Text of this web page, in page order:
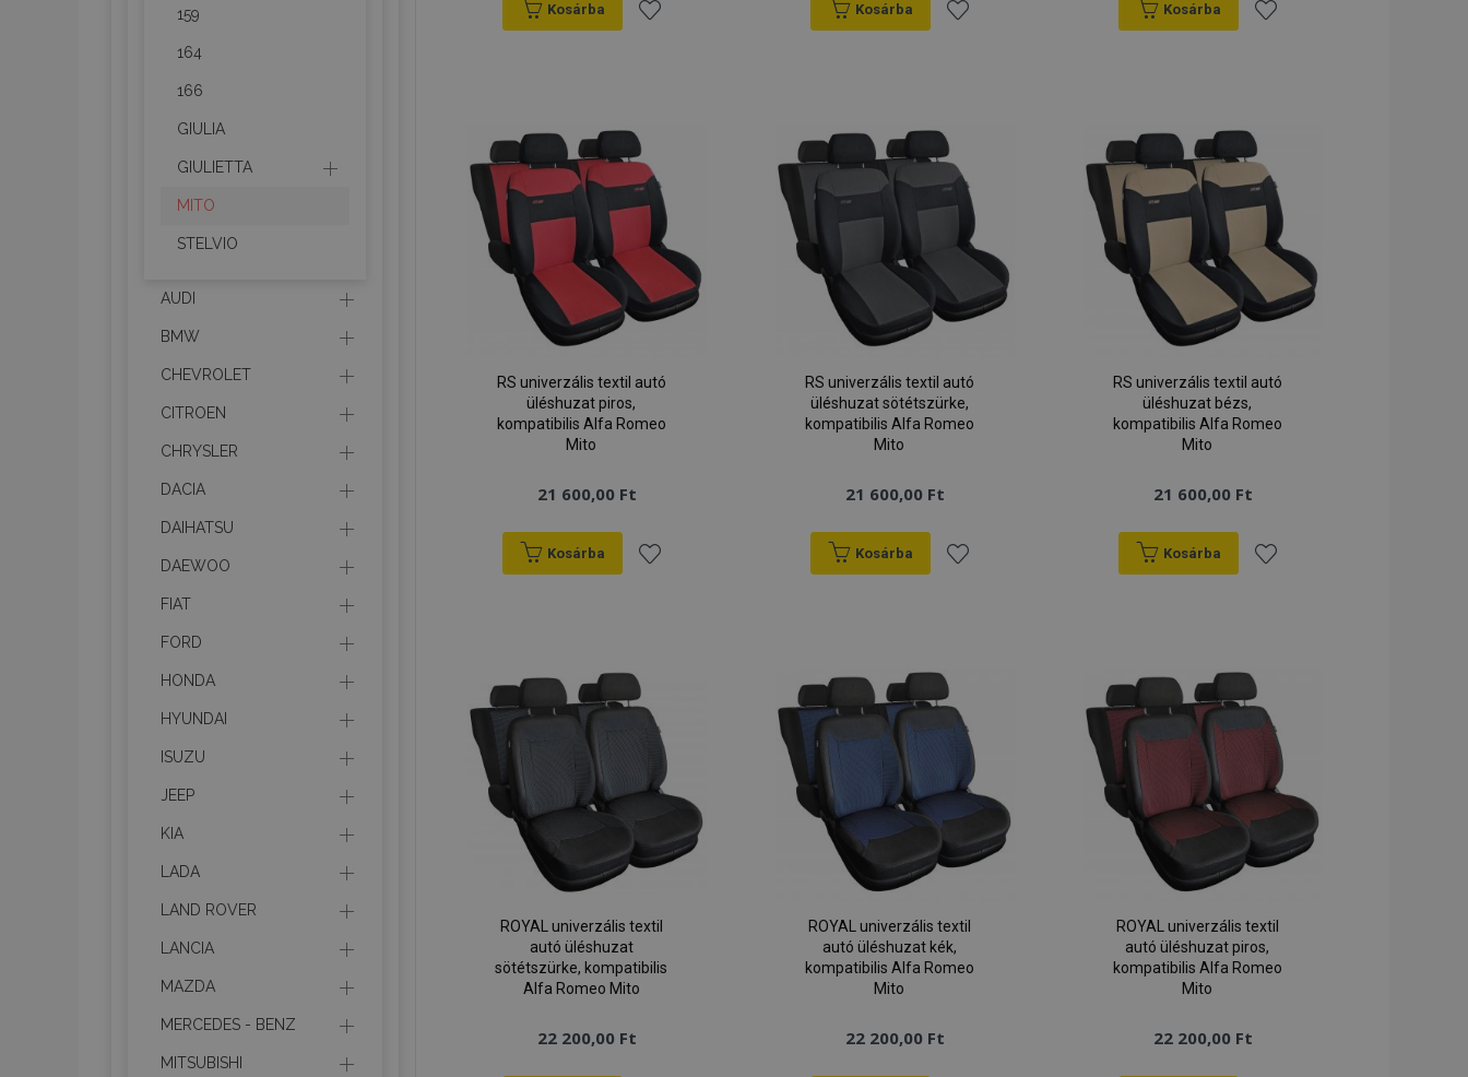
Kosárba
kívánságlistához
Kosárba
kívánságlistához
Kosárba
kívánságlistához
RS univerzális textil autó
üléshuzat piros,
kompatibilis Alfa Romeo
Mito
21 600,00 Ft
Kosárba
kívánságlistához
RS univerzális textil autó
üléshuzat sötétszürke,
kompatibilis Alfa Romeo
Mito
21 600,00 Ft
Kosárba
kívánságlistához
RS univerzális textil autó
üléshuzat bézs,
kompatibilis Alfa Romeo
Mito
21 600,00 Ft
Kosárba
kívánságlistához
ROYAL univerzális textil
autó üléshuzat
sötétszürke, kompatibilis
Alfa Romeo Mito
22 200,00 Ft
ROYAL univerzális textil
autó üléshuzat kék,
kompatibilis Alfa Romeo
Mito
22 200,00 Ft
ROYAL univerzális textil
autó üléshuzat piros,
kompatibilis Alfa Romeo
Mito
22 200,00 Ft
159
164
166
GIULIA
GIULIETTA
MITO
STELVIO
AUDI
BMW
CHEVROLET
CITROEN
CHRYSLER
DACIA
DAIHATSU
DAEWOO
FIAT
FORD
HONDA
HYUNDAI
ISUZU
JEEP
KIA
LADA
LAND ROVER
LANCIA
MAZDA
MERCEDES - BENZ
MITSUBISHI